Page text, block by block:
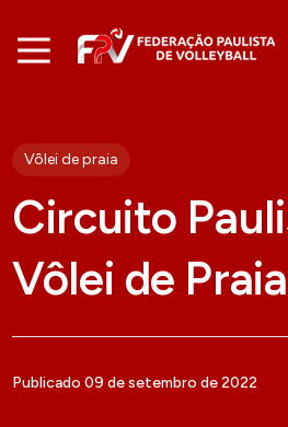
Vôlei de praia
Circuito
Vôlei de Praia
Publicado 09 de setembro de 2022